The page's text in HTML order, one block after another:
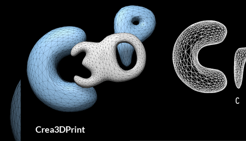
Crea3DPrint